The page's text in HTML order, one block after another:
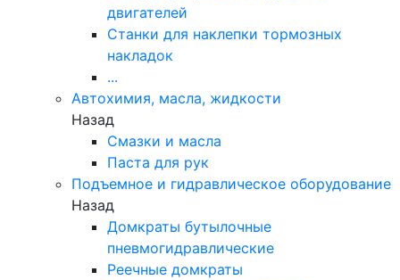
двигателей
Станки для наклепки тормозных
накладок
...
Автохимия, масла, жидкости
Назад
Смазки и масла
Паста для рук
Подъемное и гидравлическое оборудование
Назад
Домкраты бутылочные
пневмогидравлические
Реечные домкраты